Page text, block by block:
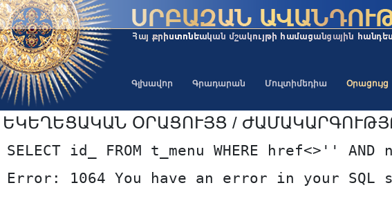
Գլխավոր Գրադարան Մուլտիմեդիա Օրացույց
ԵԿԵՂԵՑԱԿԱՆ ՕՐԱՑՈՒՅՑ /
SELECT id_ FROM t_menu WHERE href<>''